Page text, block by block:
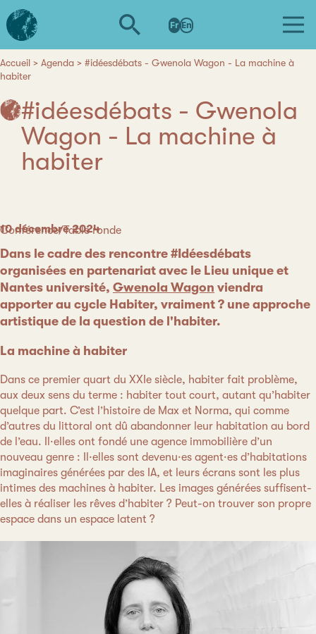
Aller
au
contenu
L'institut
d'études
avancées
de
Nantes
Fr En
Fil
d'Ariane
Accueil Agenda
#idéesdébats - Gwenola Wagon - La machine à
habiter
#idéesdébats - Gwenola
Wagon - La machine à
habiter
Date
10 décembre 2024
Catégorie
Conférence/Table ronde
Dans le cadre des rencontre #Idéesdébats
organisées en partenariat avec le Lieu unique et
Nantes université, Gwenola Wagon viendra
apporter au cycle Habiter, vraiment ? une approche
artistique de la question de l'habiter.
La machine à habiter
Dans ce premier quart du XXIe siècle, habiter fait problème,
aux deux sens du terme : habiter tout court, autant qu’habiter
quelque part. C’est l’histoire de Max et Norma, qui comme
d’autres du littoral ont dû abandonner leur habitation au bord
de l’eau. Il·elles ont fondé une agence immobilière d’un
nouveau genre : Il·elles sont devenu·es agent·es d’habitations
imaginaires générées par des IA, et leurs écrans sont les plus
intimes des machines à habiter. Les images générées suffisent-
elles à réaliser les rêves d’habiter ? Peut-on trouver son propre
espace dans un espace latent ?